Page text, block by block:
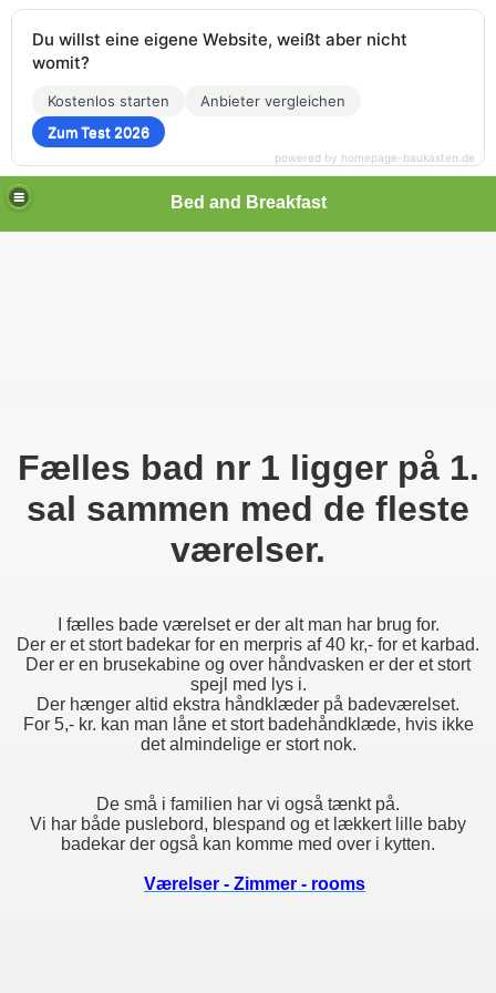
Bed and Breakfast
Fælles bad nr 1 ligger på 1.
sal sammen med de fleste
værelser.
I fælles bade værelset er der alt man har brug for.
Der er et stort badekar for en merpris af 40 kr,- for et karbad.
Der er en brusekabine og over håndvasken er der et stort
spejl med lys i.
Der hænger altid ekstra håndklæder på badeværelset.
For 5,- kr. kan man låne et stort badehåndklæde, hvis ikke
det almindelige er stort nok.
De små i familien har vi også tænkt på.
Vi har både puslebord, blespand og et lækkert lille baby
badekar der også kan komme med over i kytten.
Værelser - Zimmer - rooms
Du willst eine eigene Website, weißt aber nicht
womit?
Kostenlos starten
Anbieter vergleichen
Zum Test 2026
powered by homepage-baukasten.de